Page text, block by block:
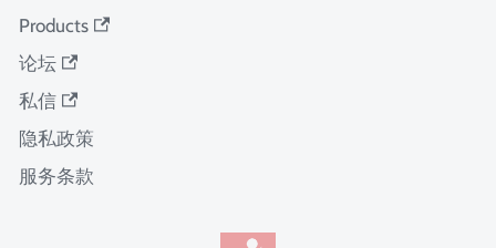
Products
论坛
私信
隐私政策
服务条款